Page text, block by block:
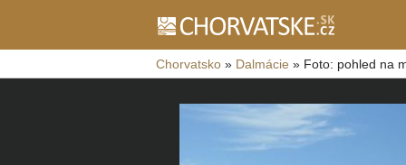
Chorvatsko » Dalmácie » Foto: pohled na